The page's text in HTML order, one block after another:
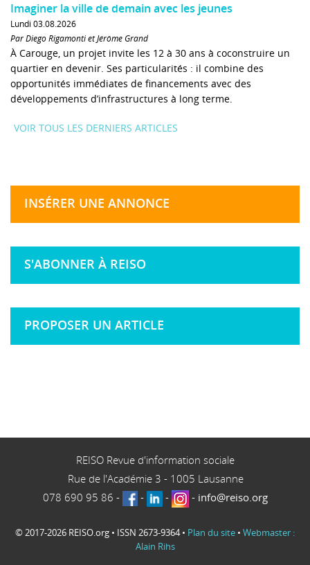
Imaginer la ville de demain avec les jeunes
Lundi 03.08.2026
Par Diego Rigamonti et Jérôme Grand
À Carouge, un projet invite les 12 à 30 ans à coconstruire un
quartier en devenir. Ses particularités : il combine des
opportunités immédiates de financements avec des
développements d’infrastructures à long terme.
VOIR TOUS LES DERNIERS ARTICLES
INSÉRER UNE ANNONCE
S'ABONNER À REISO
PROPOSER UN ARTICLE
REISO Revue d'information sociale
Rue de l'Académie 3 - 1005 Lausanne
078 690 95 86 - - - - info@reiso.org
© 2017-2026 REISO.org • ISSN 2673-9364 • Plan du site • Webmaster :
Alain Rihs